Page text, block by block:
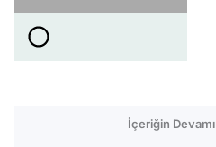
İçeriğin Devamı